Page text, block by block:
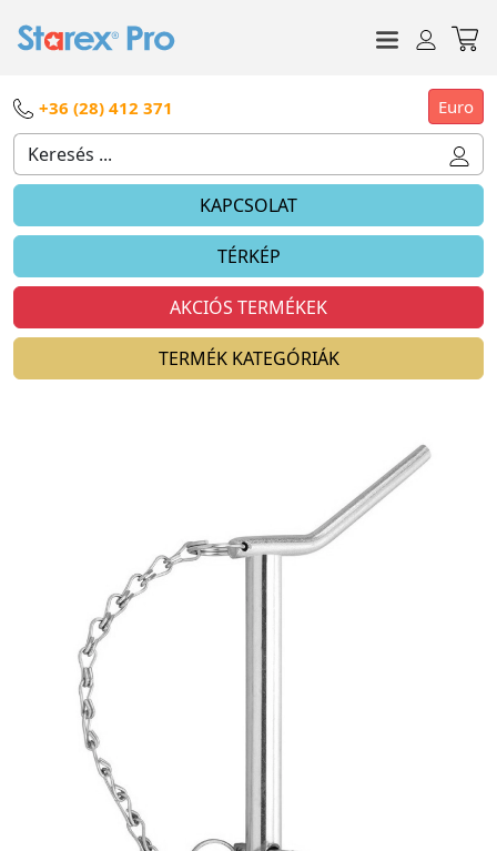
+36 (28) 412 371 Euro
KAPCSOLAT
TÉRKÉP
AKCIÓS TERMÉKEK
TERMÉK KATEGÓRIÁK